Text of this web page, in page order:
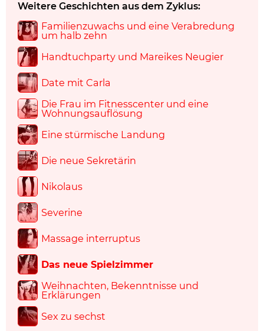
Weitere Geschichten aus dem Zyklus:
Familienzuwachs und eine Verabredung
um halb zehn
Handtuchparty und Mareikes Neugier
Date mit Carla
Die Frau im Fitnesscenter und eine
Wohnungsauflösung
Eine stürmische Landung
Die neue Sekretärin
Nikolaus
Severine
Massage interruptus
Das neue Spielzimmer
Weihnachten, Bekenntnisse und
Erklärungen
Sex zu sechst